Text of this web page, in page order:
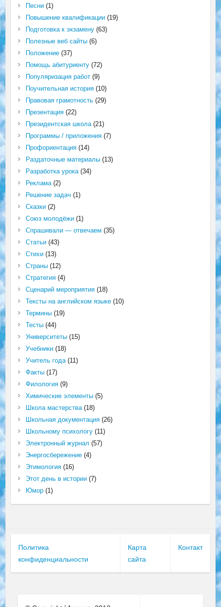
Песни(1)
Повышение квалификации(19)
Подготовка к экзамену(63)
Полезные веб сайты(6)
Положение(37)
Помощь абитуриенту(72)
Популяризация работ(9)
Поучительная история(10)
Правовая грамотность(29)
Презентация(22)
Президентская школа(21)
Программы / приложения(7)
Профориентация(14)
Раздаточные материалы(13)
Разработка урока(34)
Реклама(2)
Решение задач (1)
Сказки(2)
Союз молодёжи(1)
Спрашивали — отвечаем (35)
Статьи(43)
Стихи(13)
Страны(12)
Стратегия(4)
Сценарий мероприятия(18)
Тексты на английском языке(10)
Термины(19)
Тесты(44)
Университеты(15)
Учебники(18)
Учитель года(11)
Факты(17)
Филология(9)
Химические элементы(5)
Школа мастерства(18)
Школьная документация(26)
Школьному психологу(11)
Электронный журнал (57)
Энергосбережение(4)
Этимология(16)
Этот день в истории(7)
Юмор(1)
Политика
конфиденциальности
Карта
сайта
Контакт